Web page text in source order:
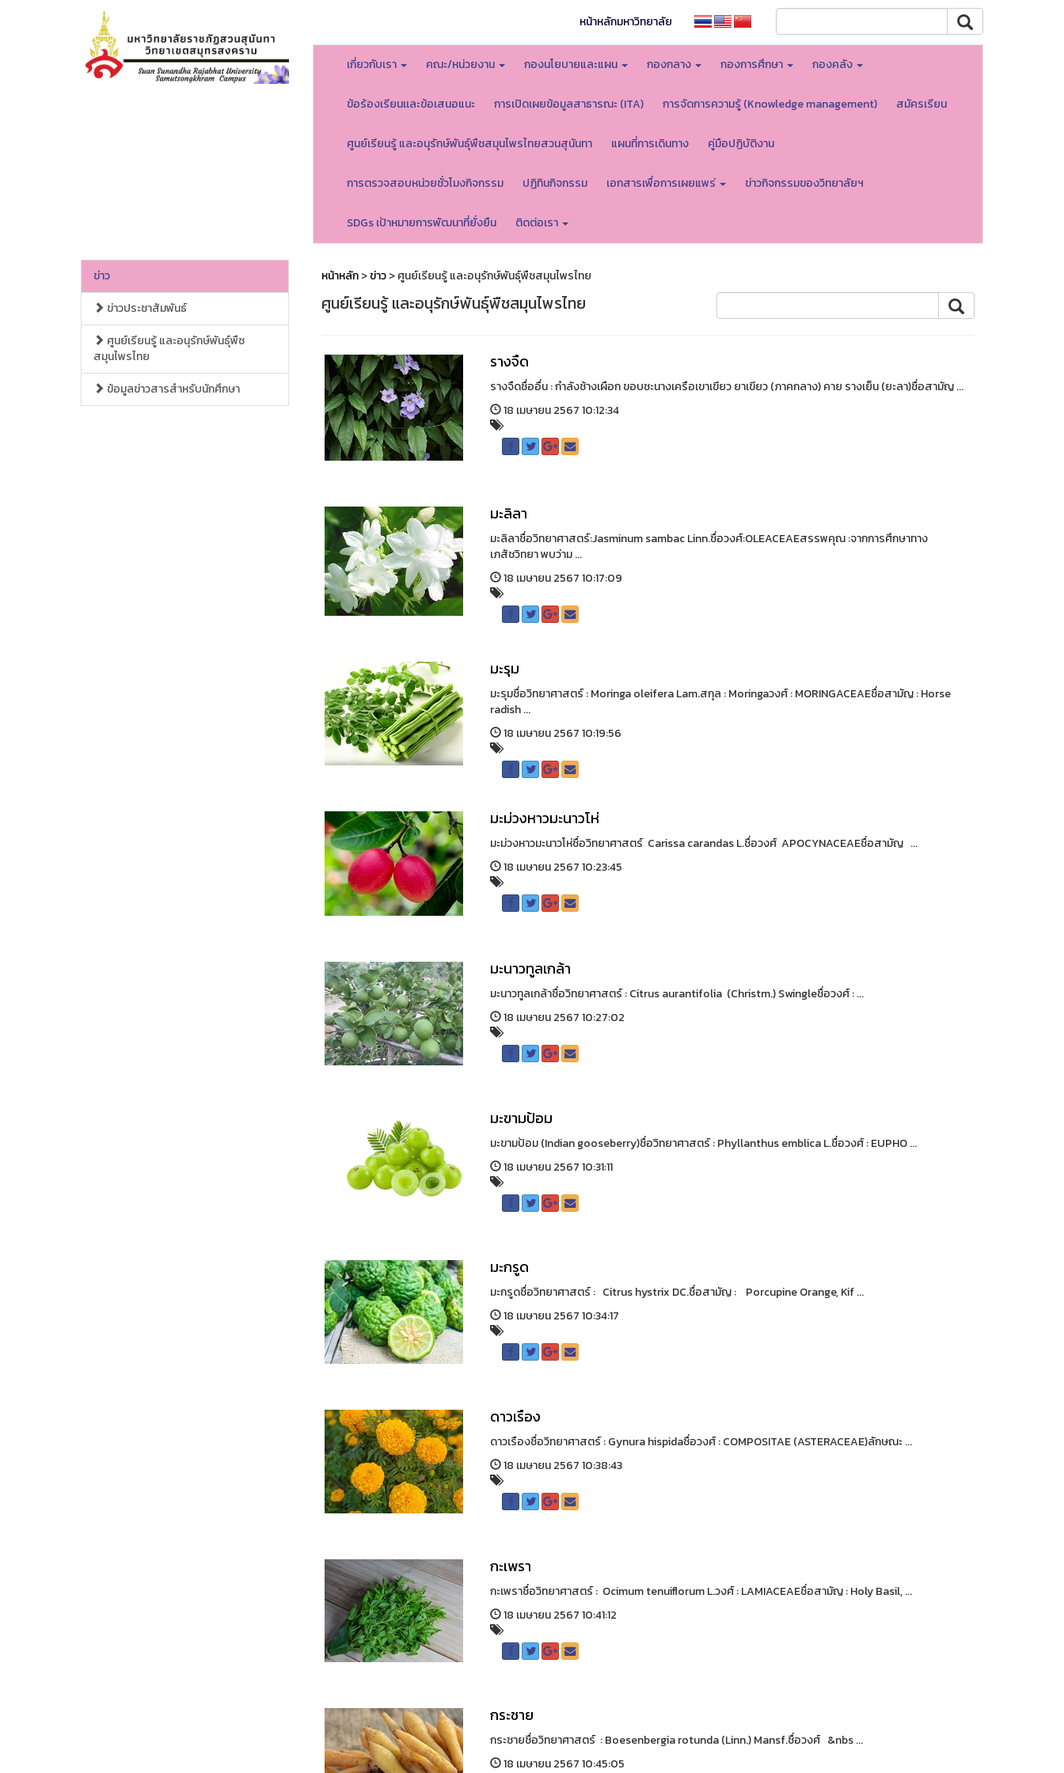
หน้าหลักมหาวิทยาลัย
เกี่ยวกับเรา คณะ/หน่วยงาน กองนโยบายและแผน กองกลาง กองการศึกษา กองคลัง
ข้อร้องเรียนเเละข้อเสนอแนะ การเปิดเผยข้อมูลสาธารณะ (ITA) การจัดการความรู้ (Knowledge management) สมัครเรียน
ศูนย์เรียนรู้ และอนุรักษ์พันธุ์พืชสมุนไพรไทยสวนสุนันทา แผนที่การเดินทาง คู่มือปฏิบัติงาน
การตรวจสอบหน่วยชั่วโมงกิจกรรม ปฏิทินกิจกรรม เอกสารเพื่อการเผยแพร่ ข่าวกิจกรรมของวิทยาลัยฯ
SDGs เป้าหมายการพัฒนาที่ยั่งยืน ติดต่อเรา
ข่าว
ข่าวประชาสัมพันธ์
ศูนย์เรียนรู้ และอนุรักษ์พันธุ์พืช
สมุนไพรไทย
ข้อมูลข่าวสารสำหรับนักศึกษา
หน้าหลัก>ข่าว> ศูนย์เรียนรู้ และอนุรักษ์พันธุ์พืชสมุนไพรไทย
ศูนย์เรียนรู้ และอนุรักษ์พันธุ์พืชสมุนไพรไทย
รางจืด
รางจืดชื่ออื่น : กำลังช้างเผือก ขอบชะนางเครือเขาเขียว ยาเขียว (ภาคกลาง) คาย รางเย็น (ยะลา)ชื่อสามัญ ...
18 เมษายน 2567 10:12:34
มะลิลา
มะลิลาชื่อวิทยาศาสตร์:Jasminum sambac Linn.ชื่อวงศ์:OLEACEAEสรรพคุณ :จากการศึกษาทาง
เภสัชวิทยา พบว่าม ...
18 เมษายน 2567 10:17:09
มะรุม
มะรุมชื่อวิทยาศาสตร์ : Moringa oleifera Lam.สกุล : Moringaวงศ์ : MORINGACEAEชื่อสามัญ : Horse
radish ...
18 เมษายน 2567 10:19:56
มะม่วงหาวมะนาวโห่
มะม่วงหาวมะนาวโห่ชื่อวิทยาศาสตร์ Carissa carandas L.ชื่อวงศ์ APOCYNACEAEชื่อสามัญ ...
18 เมษายน 2567 10:23:45
มะนาวทูลเกล้า
มะนาวทูลเกล้าชื่อวิทยาศาสตร์ : Citrus aurantifolia (Christm.) Swingleชื่อวงศ์ : ...
18 เมษายน 2567 10:27:02
มะขามป้อม
มะขามป้อม (Indian gooseberry)ชื่อวิทยาศาสตร์ : Phyllanthus emblica L.ชื่อวงศ์ : EUPHO ...
18 เมษายน 2567 10:31:11
มะกรูด
มะกรูดชื่อวิทยาศาสตร์ : Citrus hystrix DC.ชื่อสามัญ : Porcupine Orange, Kif ...
18 เมษายน 2567 10:34:17
ดาวเรือง
ดาวเรืองชื่อวิทยาศาสตร์ : Gynura hispidaชื่อวงศ์ : COMPOSITAE (ASTERACEAE)ลักษณะ ...
18 เมษายน 2567 10:38:43
กะเพรา
กะเพราชื่อวิทยาศาสตร์ : Ocimum tenuiflorum L.วงศ์ : LAMIACEAEชื่อสามัญ : Holy Basil, ...
18 เมษายน 2567 10:41:12
กระชาย
กระชายชื่อวิทยาศาสตร์ : Boesenbergia rotunda (Linn.) Mansf.ชื่อวงศ์ &nbs ...
18 เมษายน 2567 10:45:05